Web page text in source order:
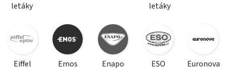
letáky
letáky
Eiffel
Emos
Enapo
ESO
Euronova